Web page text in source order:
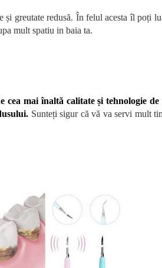
și greutate redusă. În felul acesta îl poți
mult spatiu in baia ta.
cea mai înaltă calitate și tehnologie
Sunteți sigur că vă va servi mult